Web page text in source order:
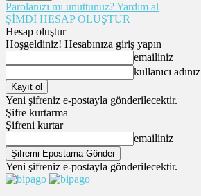
Parolanızı mı unuttunuz? Yardım al
ŞİMDİ HESAP OLUŞTUR
Hesap oluştur
Hoşgeldiniz! Hesabınıza giriş yapın
emailiniz
kullanıcı adınız
Yeni şifreniz e-postayla gönderilecektir.
Şifre kurtarma
Şifreni kurtar
emailiniz
Yeni şifreniz e-postayla gönderilecektir.